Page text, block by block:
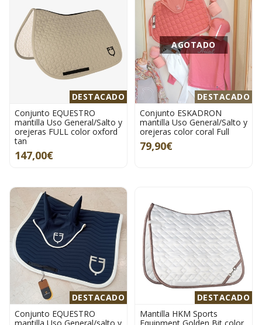
DESTACADO
Conjunto EQUESTRO
mantilla Uso General/Salto y
orejeras FULL color oxford
tan
147,00€
DESTACADO
AGOTADO
Conjunto ESKADRON
mantilla Uso General/Salto y
orejeras color coral Full
79,90€
DESTACADO
Conjunto EQUESTRO
DESTACADO
Mantilla HKM Sports